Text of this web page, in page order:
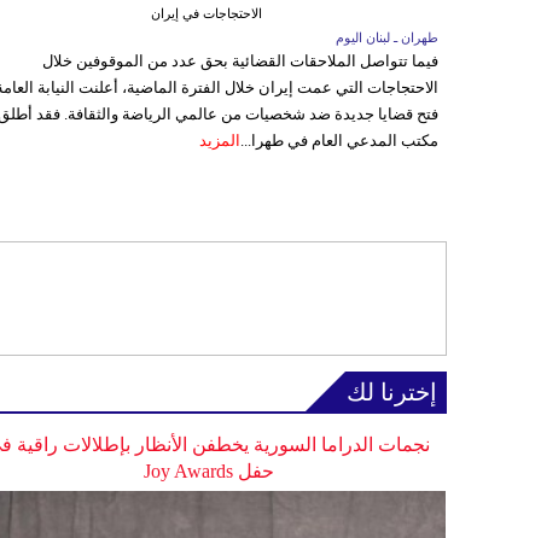
الاحتجاجات في إيران
طهران ـ لبنان اليوم
فيما تتواصل الملاحقات القضائية بحق عدد من الموقوفين خلال
الاحتجاجات التي عمت إيران خلال الفترة الماضية، أعلنت النيابة
فتح قضايا جديدة ضد شخصيات من عالمي الرياضة والثقافة. فقد
مكتب المدعي العام في طهرا... المزيد
إخترنا لك
نجمات الدراما السورية يخطفن الأنظار بإطلالات راقية
حفل Joy Awards